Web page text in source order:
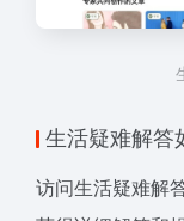
生活疑难解答
访问生活疑难解